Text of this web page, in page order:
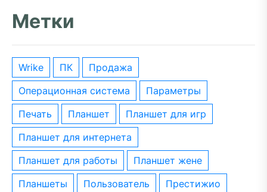
Метки
wrike ПК
Продажа
операционная система
параметры
печать
планшет
планшет для игр
планшет для интернета
планшет для работы
планшет жене
планшеты
пользователь
престижио